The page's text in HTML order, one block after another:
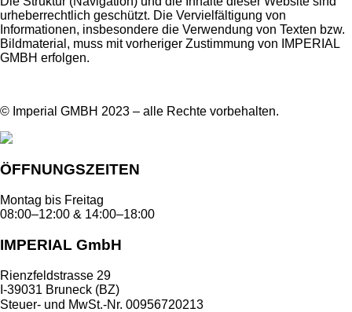
urheberrechtlich geschützt. Die Vervielfältigung von
Informationen, insbesondere die Verwendung von Texten bzw.
Bildmaterial, muss mit vorheriger Zustimmung von IMPERIAL
GMBH erfolgen.
© Imperial GMBH 2023 – alle Rechte vorbehalten.
ÖFFNUNGSZEITEN
Montag bis Freitag
08:00–12:00 & 14:00–18:00
IMPERIAL GmbH
Rienzfeldstrasse 29
I-39031 Bruneck (BZ)
Steuer- und MwSt.-Nr. 00956720213